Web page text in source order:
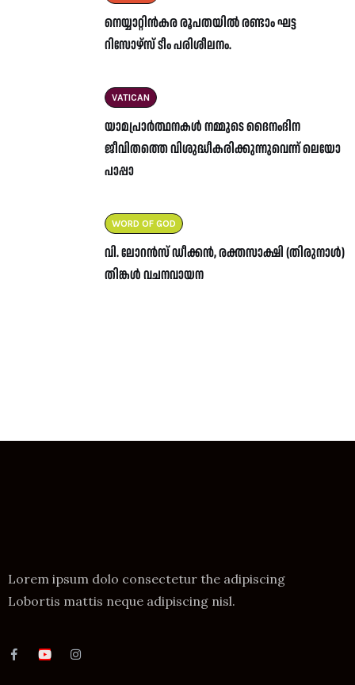
നെയ്യാറ്റിൻകര രൂപതയിൽ രണ്ടാം ഘട്ട
റിസോഴ്സ് ടീം പരിശീലനം.
VATICAN
യാമപ്രാർത്ഥനകൾ നമ്മുടെ ദൈനംദിന
ജീവിതത്തെ വിശുദ്ധീകരിക്കുന്നുവെന്ന് ലെയോ
പാപ്പാ
WORD OF GOD
വി. ലോറൻസ് ഡീക്കൻ, രക്തസാക്ഷി (തിരുനാൾ)
തിങ്കൾ വചനവായന
Lorem ipsum dolo consectetur the adipiscing
Lobortis mattis neque adipiscing nisl.